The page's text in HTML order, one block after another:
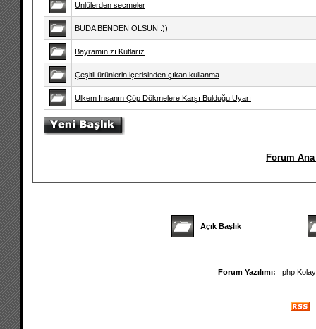
Ünlülerden secmeler
BUDA BENDEN OLSUN :))
Bayramınızı Kutlarız
Çeşitli ürünlerin içerisinden çıkan kullanma
Ülkem İnsanın Çöp Dökmelere Karşı Bulduğu Uyarı
Forum Ana
Açık Başlık
Forum Yazılımı: php